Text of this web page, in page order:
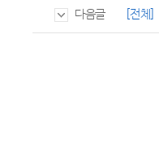
다음글 [전체]